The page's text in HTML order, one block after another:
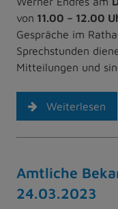
von 11.00 – 12.00
Gespräche im
Sprechstunden
Mitteilungen und
Weiterlesen
Amtliche
24.03.2023